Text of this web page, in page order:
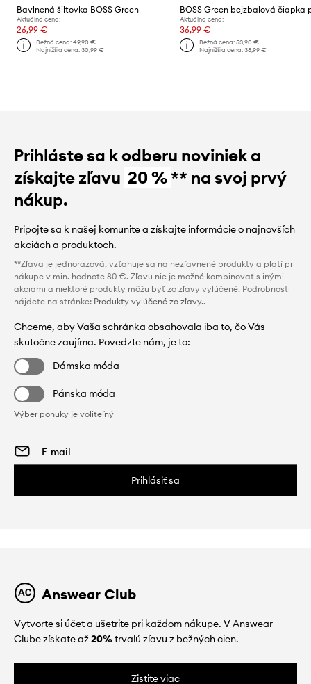
Bavlnená šiltovka BOSS Green
Aktuálna cena:
26,99 €
Bežná cena:49,90 €
Najnižšia cena:30,99 €
Aktuálna cena:
36,99 €
Bežná cena: 53,90 €
Najnižšia cena: 38,99 €
Prihláste sa k odberu noviniek a
získajte zľavu 20 %** na svoj prvý
nákup.
Pripojte sa k našej komunite a získajte informácie o najnovších
akciách a produktoch.
**Zľava je jednorazová, vzťahuje sa na nezľavnené produkty a platí pri
nákupe v min. hodnote 80 €. Zľavu nie je možné kombinovať s inými
akciami a niektoré produkty môžu byť zo zľavy vylúčené. Podrobnosti
nájdete na stránke: Produkty vylúčené zo zľavy..
Chceme, aby Vaša schránka obsahovala iba to, čo Vás
skutočne zaujíma. Povedzte nám, je to:
Dámska móda
Pánska móda
Výber ponuky je voliteľný
Prihlásiť sa
Answear Club
Vytvorte si účet a ušetrite pri každom nákupe. V Answear
Clube získate až20%trvalú zľavu z bežných cien.
Zistite viac